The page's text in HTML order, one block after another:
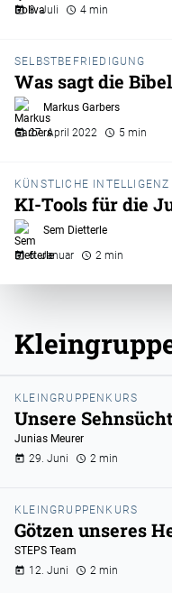
8. Juli 4 min
SELBSTBEFRIEDIGUNG
Was sagt die
Markus Garbers
27. April 2022
5 min
KÜNSTLICHE INTELLIGENZ
KI-Tools für die
Sem Dietterle
6. Januar
2 min
KLEINGRUPPENKURS
Unsere
Junias Meurer
29. Juni
2 min
KLEINGRUPPENKURS
Götzen unseres
STEPS Team
12. Juni
2 min